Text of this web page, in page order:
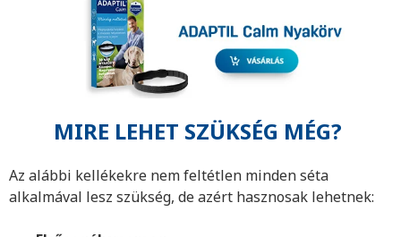
MIRE LEHET SZÜKSÉG MÉG?
Az alábbi kellékekre nem feltétlen minden séta
alkalmával lesz szükség, de azért hasznosak lehetnek: